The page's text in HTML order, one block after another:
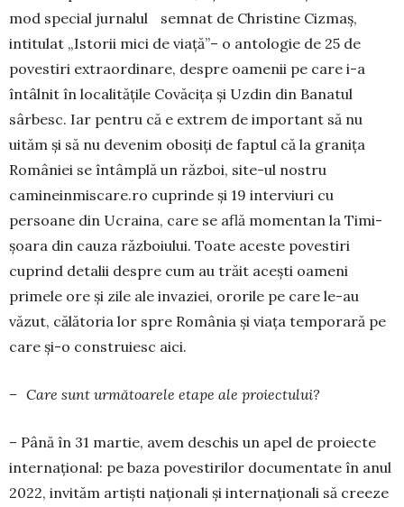
mod special jurnalul sem­nat de Christine Cizmaș,
intitulat „Istorii mici de viață”– o antologie de 25 de
povestiri extraor­di­nare, despre oamenii pe care i-a
întâlnit în loca­litățile Covăcița și Uzdin din Banatul
sârbesc. Iar pentru că e extrem de important să nu
uităm și să nu devenim obosiți de faptul că la granița
Româ­niei se întâmplă un război, site-ul nostru
camineinmiscare.ro cuprinde și 19 interviuri cu
persoane din Ucrai­na, care se află mo­mentan la Ti­mi­
șoara din cauza răz­boiului. Toate aces­te povestiri
cuprind detalii despre cum au trăit acești oa­meni
primele ore și zile ale invaziei, ororile pe care le-au
văzut, călătoria lor spre România și viața temporară pe
care și-o cons­tru­iesc aici.
– Care sunt următoarele etape ale proiectului?
– Până în 31 mar­tie, avem des­chis un apel de pro­iecte
interna­țional: pe baza povestirilor documentate în anul
2022, invităm artiști naționali și in­ter­naționali să cre­eze